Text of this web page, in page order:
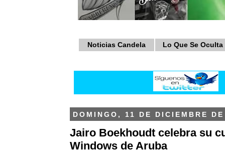
Noticias Candela Lo Que Se Oculta
DOMINGO, 11 DE DICIEMBRE
Jairo Boekhoudt celebra su
Windows de Aruba